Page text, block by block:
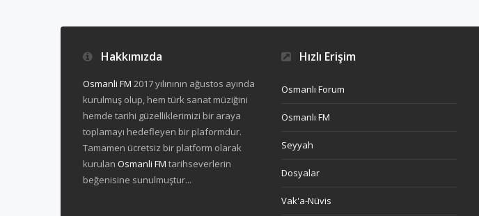
Hakkımızda
Osmanli FM 2017 yılınının ağustos ayında
kurulmuş olup, hem türk sanat müziğini
hemde tarihi güzelliklerimizi bir araya
toplamayı hedefleyen bir plaformdur.
Tamamen ücretsiz bir platform olarak
kurulan Osmanli FM tarihseverlerin
beğenisine sunulmuştur...
Hızlı Erişim
Osmanlı Forum
Osmanlı FM
Seyyah
Dosyalar
Vak'a-Nüvis